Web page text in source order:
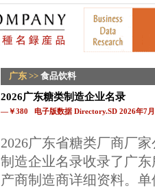
广东 >> 食品饮料
2026广东糖类制造企业名录
—￥380 电子版数据 Directory.SD 2026年7
2026广东省糖类厂商厂
制造企业名录收录了广
产商制造商详细资料。